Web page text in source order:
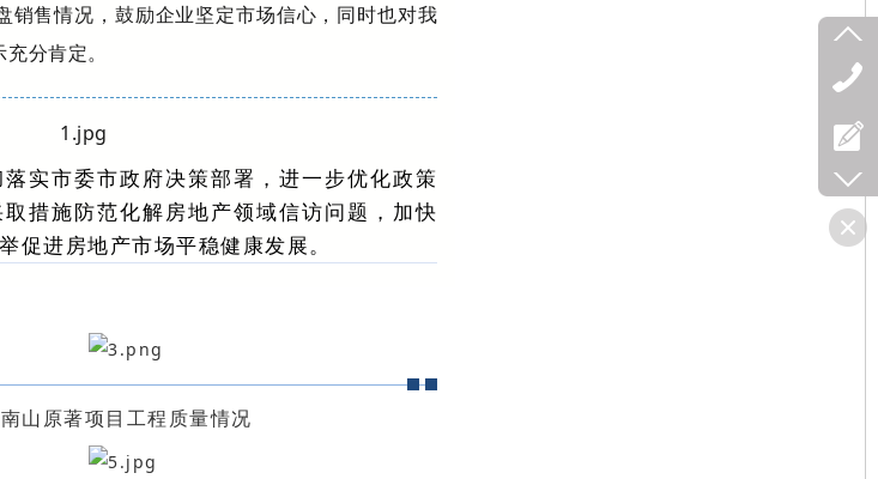
销售情况，鼓励企业坚定市场信心，同时也对我
分肯定。
实市委市政府决策部署，进一步优化政策
措施防范化解房地产领域信访问题，加快
促进房地产市场平稳健康发展。
山原著项目工程质量情况